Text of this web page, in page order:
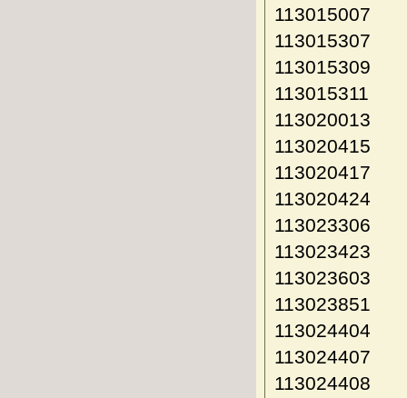
113015007
113015307
113015309
113015311
113020013
113020415
113020417
113020424
113023306
113023423
113023603
113023851
113024404
113024407
113024408